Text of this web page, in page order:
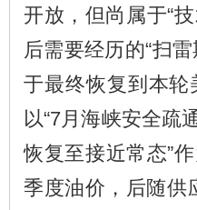
开放，但尚属于“
后需要经历的“扫
于最终恢复到本
以“7月海峡安全疏
恢复至接近常态”
季度油价，后随供